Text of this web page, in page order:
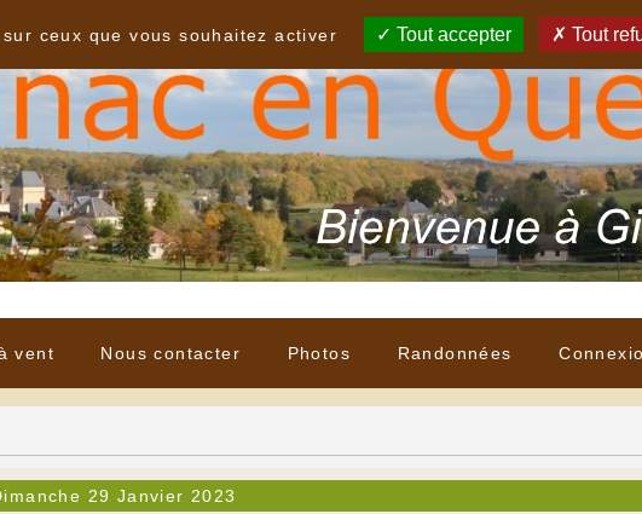
vent Nous contacter Photos Randonnées
29 Janvier 2023
ceux que vous souhaitez activer
Tout accepter Tout